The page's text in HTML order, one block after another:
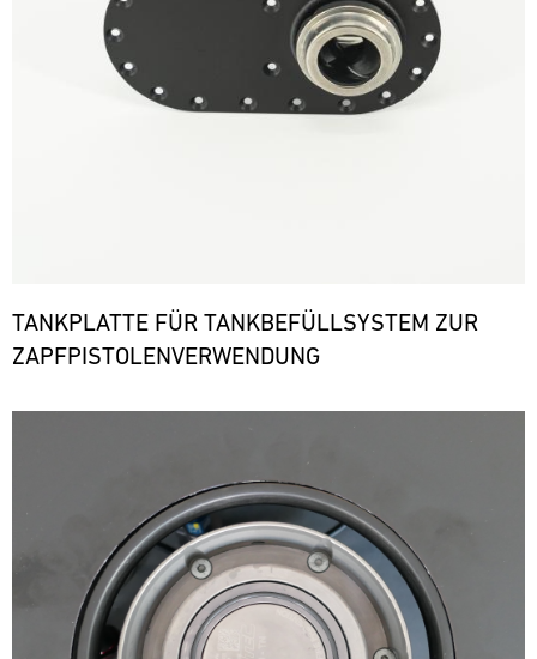
TANKPLATTE FÜR TANKBEFÜLLSYSTEM ZUR
ZAPFPISTOLENVERWENDUNG